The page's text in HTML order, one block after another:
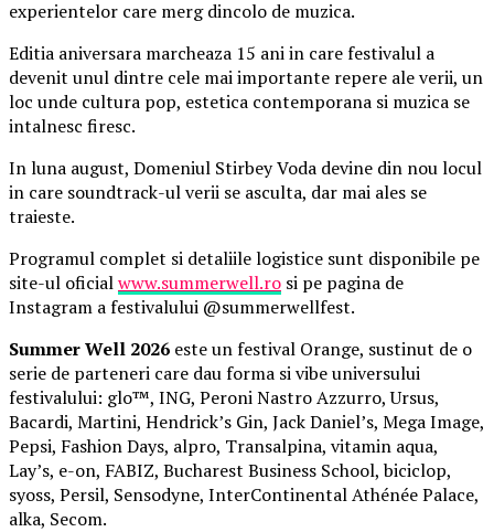
experientelor care merg dincolo de muzica.
Editia aniversara marcheaza 15 ani in care festivalul a
devenit unul dintre cele mai importante repere ale verii, un
loc unde cultura pop, estetica contemporana si muzica se
intalnesc firesc.
In luna august, Domeniul Stirbey Voda devine din nou locul
in care soundtrack-ul verii se asculta, dar mai ales se
traieste.
Programul complet si detaliile logistice sunt disponibile pe
site-ul oficialwww.summerwell.ro si pe pagina de
Instagram a festivalului @summerwellfest.
Summer Well 2026 este un festival Orange, sustinut de o
serie de parteneri care dau forma si vibe universului
festivalului: glo™, ING, Peroni Nastro Azzurro, Ursus,
Bacardi, Martini, Hendrick’s Gin, Jack Daniel’s, Mega Image,
Pepsi, Fashion Days, alpro, Transalpina, vitamin aqua,
Lay’s, e-on, FABIZ, Bucharest Business School, biciclop,
syoss, Persil, Sensodyne, InterContinental Athénée Palace,
alka, Secom.